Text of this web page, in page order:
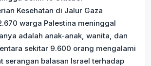
Kesehatan di Jalur Gaza
warga Palestina meninggal
adalah anak-anak, wanita, dan
sekitar 9.600 orang mengalami
serangan balasan Israel terhadap